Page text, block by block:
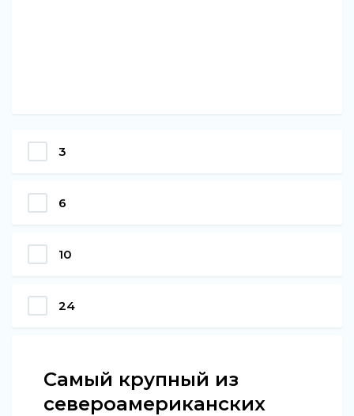
3
6
10
24
Самый крупный из
североамериканских